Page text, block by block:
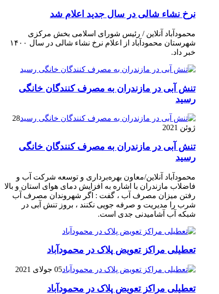
نرخ نشاء شالی در سال جدید اعلام شد
محمودآباد آنلاین / رئیس شورای اسلامی بخش مرکزی
شهرستان محمودآباد از اعلام نرخ نشاء شالی در سال ۱۴۰۰
خبر داد.
تنش آبی در مازندران به مصرف كنندگان خانگی
رسيد
28
ژوئن 2021
تنش آبی در مازندران به مصرف كنندگان خانگی
رسيد
محمودآباد آنلاین/معاون بهره‌برداری و توسعه شرکت آب و
فاضلاب مازندران با اشاره به افزایش دمای هوای استان و بالا
رفتن میزان مصرف آب ، گفت : اگر شهروندان مصرف آب
شرب را مدیریت و صرفه جویی نکنند ، بروز تنش آبی در
شبکه آب آشامیدنی جدی است.
تعطیلی مراکز تعویض پلاک در محمودآباد
05 جولای 2021
تعطیلی مراکز تعویض پلاک در محمودآباد